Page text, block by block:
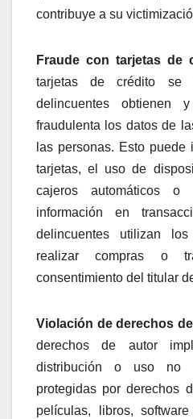
contribuye a su
Fraude con tarjetas de
tarjetas de crédito se
delincuentes obtienen
fraudulenta los datos de
las personas. Esto
tarjetas, el uso de
cajeros automáticos o
información en
delincuentes utilizan
realizar compras o
consentimiento del titular
Violación de derechos
derechos de autor
distribución o uso no
protegidas por derechos
películas, libros,